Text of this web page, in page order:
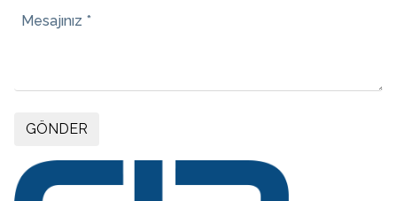
Mesajınız *
GÖNDER